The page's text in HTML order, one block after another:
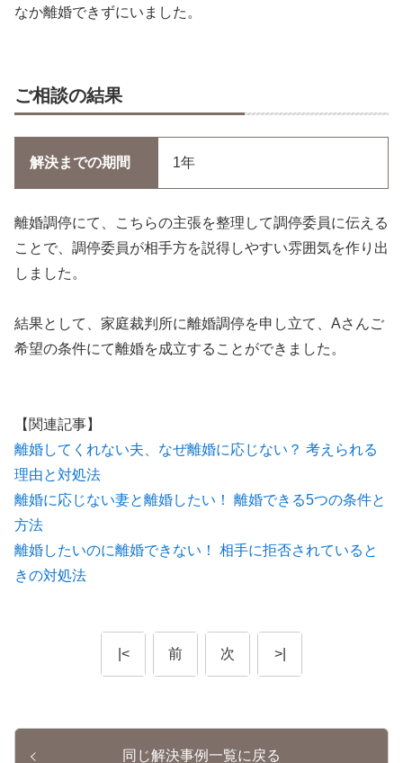
なか離婚できずにいました。
ご相談の結果
解決までの期間 1年
離婚調停にて、こちらの主張を整理して調停委員に伝える
ことで、調停委員が相手方を説得しやすい雰囲気を作り出
しました。
結果として、家庭裁判所に離婚調停を申し立て、Aさんご
希望の条件にて離婚を成立することができました。
【関連記事】
離婚してくれない夫、なぜ離婚に応じない？ 考えられる
理由と対処法
離婚に応じない妻と離婚したい！ 離婚できる5つの条件と
方法
離婚したいのに離婚できない！ 相手に拒否されていると
きの対処法
|< 前 次 >|
同じ解決事例一覧に戻る